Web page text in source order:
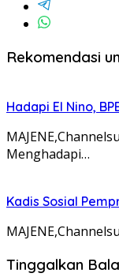
Rekomendasi
Hadapi El Nino,
Menghadapi…
Kadis Sosial
Tinggalkan